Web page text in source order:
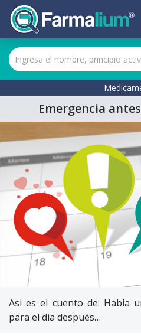
Emergencia
Asi es el cuento de: Habia
para el dia después…